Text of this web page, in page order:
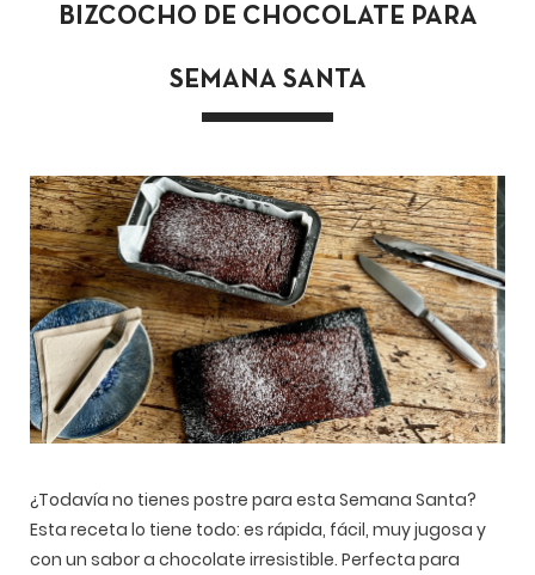
BIZCOCHO DE CHOCOLATE PARA
SEMANA SANTA
¿Todavía no tienes postre para esta Semana Santa?
Esta receta lo tiene todo: es rápida, fácil, muy jugosa y
con un sabor a chocolate irresistible. Perfecta para